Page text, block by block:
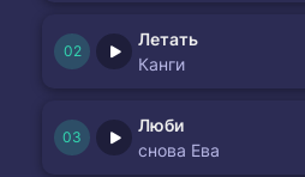
Летать
Канги
Люби
снова Ева